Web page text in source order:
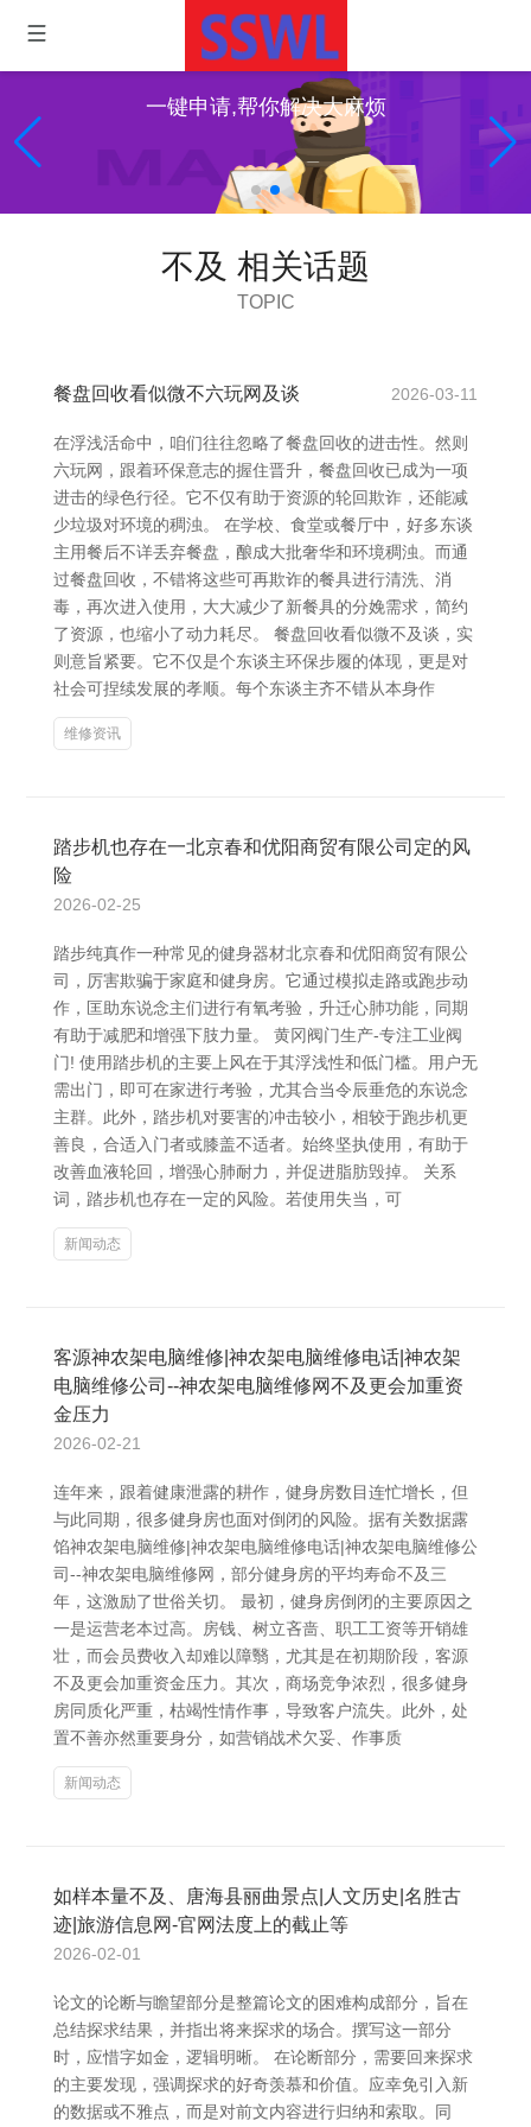
一键申请,帮你解决大麻烦
不及 相关话题
TOPIC
餐盘回收看似微不六玩网及谈 2026-03-11
在浮浅活命中，咱们往往忽略了餐盘回收的进击性。然则
六玩网，跟着环保意志的握住晋升，餐盘回收已成为一项
进击的绿色行径。它不仅有助于资源的轮回欺诈，还能减
少垃圾对环境的稠浊。 在学校、食堂或餐厅中，好多东谈
主用餐后不详丢弃餐盘，酿成大批奢华和环境稠浊。而通
过餐盘回收，不错将这些可再欺诈的餐具进行清洗、消
毒，再次进入使用，大大减少了新餐具的分娩需求，简约
了资源，也缩小了动力耗尽。 餐盘回收看似微不及谈，实
则意旨紧要。它不仅是个东谈主环保步履的体现，更是对
社会可捏续发展的孝顺。每个东谈主齐不错从本身作
维修资讯
踏步机也存在一北京春和优阳商贸有限公司定的风
险
2026-02-25
踏步纯真作一种常见的健身器材北京春和优阳商贸有限公
司，厉害欺骗于家庭和健身房。它通过模拟走路或跑步动
作，匡助东说念主们进行有氧考验，升迁心肺功能，同期
有助于减肥和增强下肢力量。 黄冈阀门生产-专注工业阀
门! 使用踏步机的主要上风在于其浮浅性和低门槛。用户无
需出门，即可在家进行考验，尤其合当令辰垂危的东说念
主群。此外，踏步机对要害的冲击较小，相较于跑步机更
善良，合适入门者或膝盖不适者。始终坚执使用，有助于
改善血液轮回，增强心肺耐力，并促进脂肪毁掉。 关系
词，踏步机也存在一定的风险。若使用失当，可
新闻动态
客源神农架电脑维修|神农架电脑维修电话|神农架
电脑维修公司--神农架电脑维修网不及更会加重资
金压力
2026-02-21
连年来，跟着健康泄露的耕作，健身房数目连忙增长，但
与此同期，很多健身房也面对倒闭的风险。据有关数据露
馅神农架电脑维修|神农架电脑维修电话|神农架电脑维修公
司--神农架电脑维修网，部分健身房的平均寿命不及三
年，这激励了世俗关切。 最初，健身房倒闭的主要原因之
一是运营老本过高。房钱、树立吝啬、职工工资等开销雄
壮，而会员费收入却难以障翳，尤其是在初期阶段，客源
不及更会加重资金压力。其次，商场竞争浓烈，很多健身
房同质化严重，枯竭性情作事，导致客户流失。此外，处
置不善亦然重要身分，如营销战术欠妥、作事质
新闻动态
如样本量不及、唐海县丽曲景点|人文历史|名胜古
迹|旅游信息网-官网法度上的截止等
2026-02-01
论文的论断与瞻望部分是整篇论文的困难构成部分，旨在
总结探求结果，并指出将来探求的场合。撰写这一部分
时，应惜字如金，逻辑明晰。 在论断部分，需要回来探求
的主要发现，强调探求的好奇羡慕和价值。应幸免引入新
的数据或不雅点，而是对前文内容进行归纳和索取。同